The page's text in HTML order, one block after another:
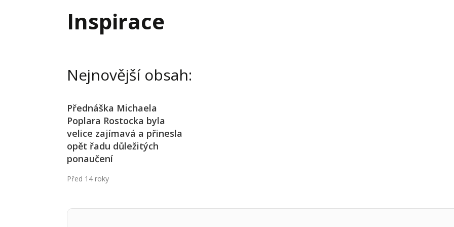
Interim management
Krizové řízení firmy
Inspirace
Nejnovější obsah:
Přednáška Michaela
Poplara Rostocka byla
velice zajímavá a přinesla
opět řadu důležitých
ponaučení
Před 14 roky